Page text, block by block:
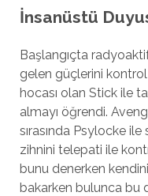
İnsanüstü
Başlangıçta
gelen güçlerini
hocası olan Stick ile
almayı öğrendi.
sırasında Psylocke ile
zihnini telepati ile
bunu denerken
bakarken bulunca bu